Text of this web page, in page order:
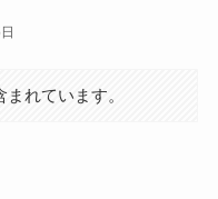
れています。